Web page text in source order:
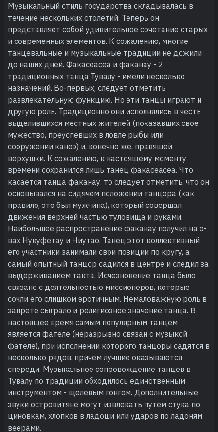
Музыкальный стиль государства складывалась в
течение нескольких столетий. Теперь он
представляет собой удивительное сочетание старых
и современных элементов. К сожалению, многие
танцевальные и музыкальные традиции не дожили
до наших дней. Факасеасеа и факанау - 2
традиционных танца Тувалу - имели несколько
назначений. Во-первых, следует отметить
развлекательную функцию. Но эти танцы играют и
другую роль. Традиционно они исполнялись в честь
выделившихся местных жителей (показавших свое
мужество, преуспевших в ловле рыбы или
сооружении каноэ) и, конечно же, правящей
верхушки. К сожалению, к настоящему моменту
времени сохранился лишь танец факасеасеа. Что
касается танца факанау, то следует отметить, что он
основывался на сидячем положении танцора (как
правило, это был мужчина), который совершал
движения верхней частью туловища и руками.
Наибольшее распространение факанау получил на о-
вах Нукуфетау и Ниутао. Танец этот коллективный,
его участники занимали свои позиции по кругу, а
самый опытный танцор садился в центре и следил за
выдерживанием такта. Исчезновение танца было
связано с деятельностью миссионеров, которые
сочли его слишком эротичным. Немаловажную роль в
запрете сыграло и религиозное значение танца. В
настоящее время самым популярным танцем
является фателе (неразрывно связан с музыкой
фателе), при исполнении которого танцоры садятся в
несколько рядов, причем лучшие оказываются
спереди. Музыкальное сопровождение танцев в
Тувалу по традиции обходилось единственным
инструментом - щелевым гонгом. Дополнительные
звуки островитяне могут извлекать путем стука по
циновкам, хлопков в ладоши или ударов по ладоням
веерами.